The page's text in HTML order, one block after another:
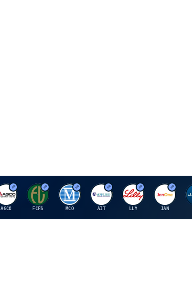
A
AGCO
F
FCFS
M
MCO
A
AIT
E
LLY
J
JAN